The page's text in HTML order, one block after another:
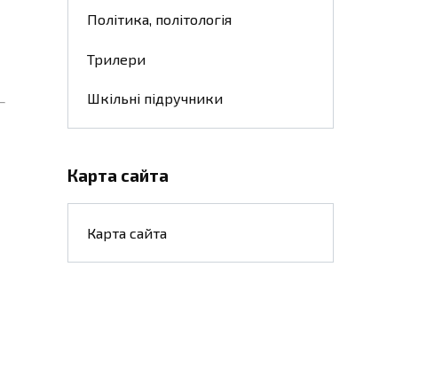
Політика, політологія
Трилери
Шкільні підручники
Карта сайта
Карта сайта